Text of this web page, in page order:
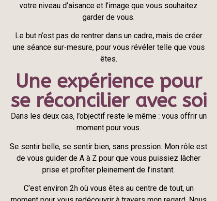
votre niveau d’aisance et l’image que vous souhaitez
garder de vous.
Le but n’est pas de rentrer dans un cadre, mais de créer
une séance sur-mesure, pour vous révéler telle que vous
êtes.
Une expérience pour
se réconcilier avec soi
Dans les deux cas, l’objectif reste le même : vous offrir un
moment pour vous.
Se sentir belle, se sentir bien, sans pression. Mon rôle est
de vous guider de A à Z pour que vous puissiez lâcher
prise et profiter pleinement de l’instant.
C’est environ 2h où vous êtes au centre de tout, un